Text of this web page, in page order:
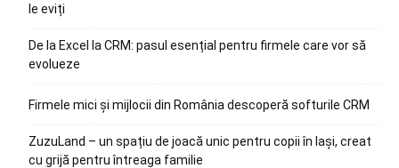
le eviți
De la Excel la CRM: pasul esențial pentru firmele care vor să
evolueze
Firmele mici și mijlocii din România descoperă softurile CRM
ZuzuLand – un spațiu de joacă unic pentru copii în Iași, creat
cu grijă pentru întreaga familie